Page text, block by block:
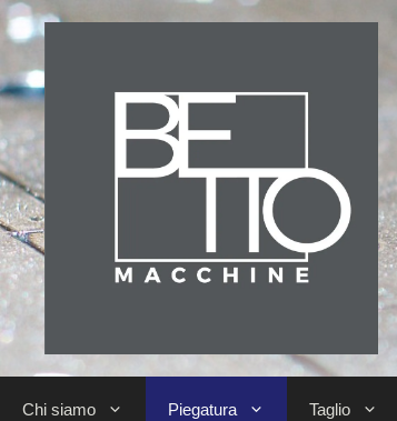
Chi siamo Piegatura Taglio